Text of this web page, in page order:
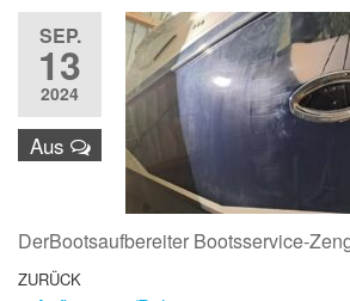
SEP.
13
2024
Aus
DerBootsaufbereiter Bootsservice-
Beitragsnavigation
Vorheriger
ZURÜCK